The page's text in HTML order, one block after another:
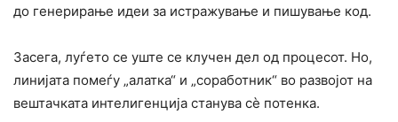
до генерирање идеи за истражување и пишување код.
Засега, луѓето се уште се клучен дел од процесот. Но,
линијата помеѓу „алатка“ и „соработник“ во развојот на
вештачката интелигенција станува сè потенка.